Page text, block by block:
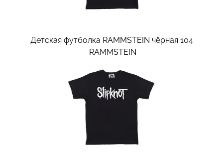
Детская футболка RAMMSTEIN чёрная 104
RAMMSTEIN